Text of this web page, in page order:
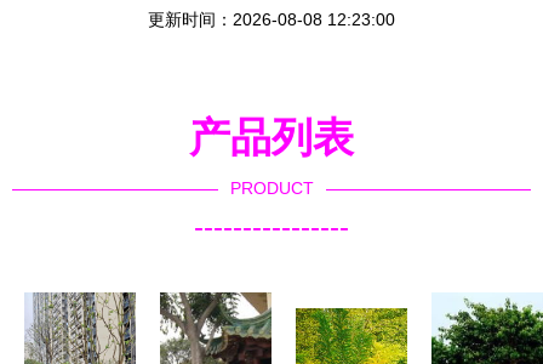
更新时间：2026-08-08 12:23:00
产品列表
PRODUCT
----------------